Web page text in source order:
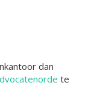
dan
te